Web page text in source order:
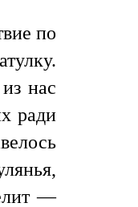
по
нас
ради
—